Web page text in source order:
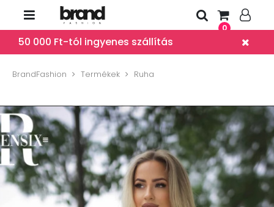
0
50 000 Ft-tól ingyenes szállítás
BrandFashion Termékek Ruha